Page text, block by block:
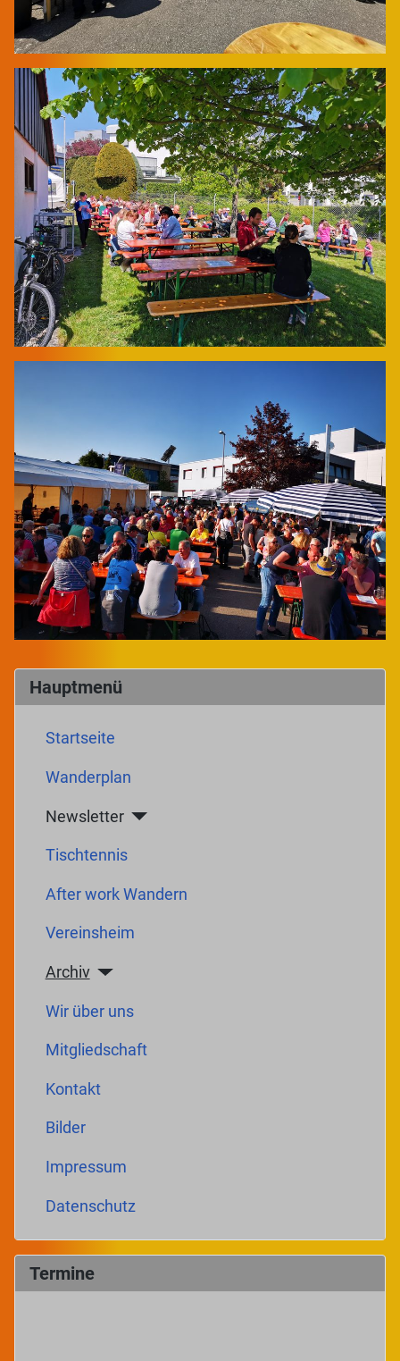
Hauptmenü
Startseite
Wanderplan
Newsletter
Tischtennis
After work Wandern
Vereinsheim
Archiv
Wir über uns
Mitgliedschaft
Kontakt
Bilder
Impressum
Datenschutz
Termine